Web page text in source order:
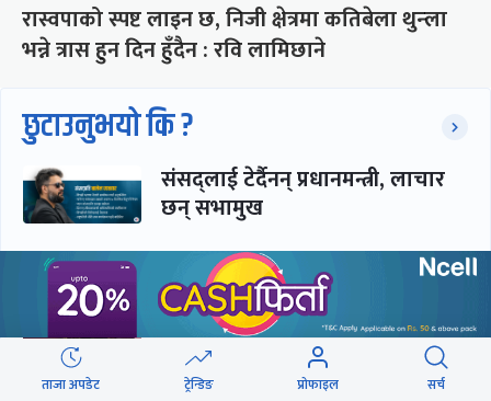
रास्वपाको स्पष्ट लाइन छ, निजी क्षेत्रमा कतिबेला थुन्ला
भन्ने त्रास हुन दिन हुँदैन : रवि लामिछाने
छुटाउनुभयो कि ?
संसद्लाई टेर्दैनन् प्रधानमन्त्री, लाचार
छन् सभामुख
‘अस्थायी प्रकृतिको अध्यादेशले ऐनको
व्यवस्था विस्थापित गर्न सक्दैन’
ताजा अपडेट ट्रेन्डिङ प्रोफाइल सर्च